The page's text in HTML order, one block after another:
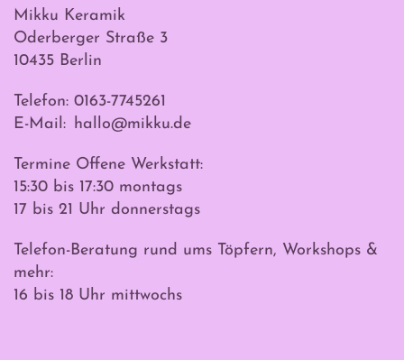
Mikku Keramik
Oderberger Straße 3
10435 Berlin
Telefon: 0163-7745261
E-Mail:
hallo@mikku.de
Termine Offene Werkstatt:
15:30 bis 17:30 montags
17 bis 21 Uhr donnerstags
Telefon-Beratung rund ums Töpfern, Workshops &
mehr:
16 bis 18 Uhr mittwochs